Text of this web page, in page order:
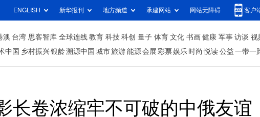
ENGLISH 新华报刊 地方频道 承建网站 网站无障碍 客户
澳 台湾 思客智库 全球连线 教育 科技 科创 量子 体育 文化 书画 健康 军事 访谈 视
中国 乡村振兴银龄溯源中国 城市旅游 能源 会展 彩票娱乐 时尚 悦读 公益 一带一
长卷浓缩牢不可破的中俄友谊